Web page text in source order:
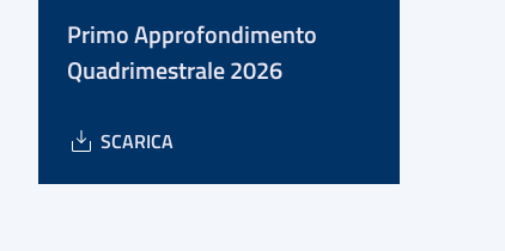
Primo Approfondimento
Quadrimestrale 2026
SCARICA